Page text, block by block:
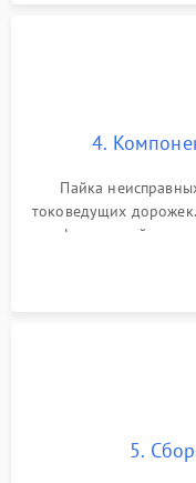
4.
Пайка
токоведущих
инфракрасной
BIOS или
5.